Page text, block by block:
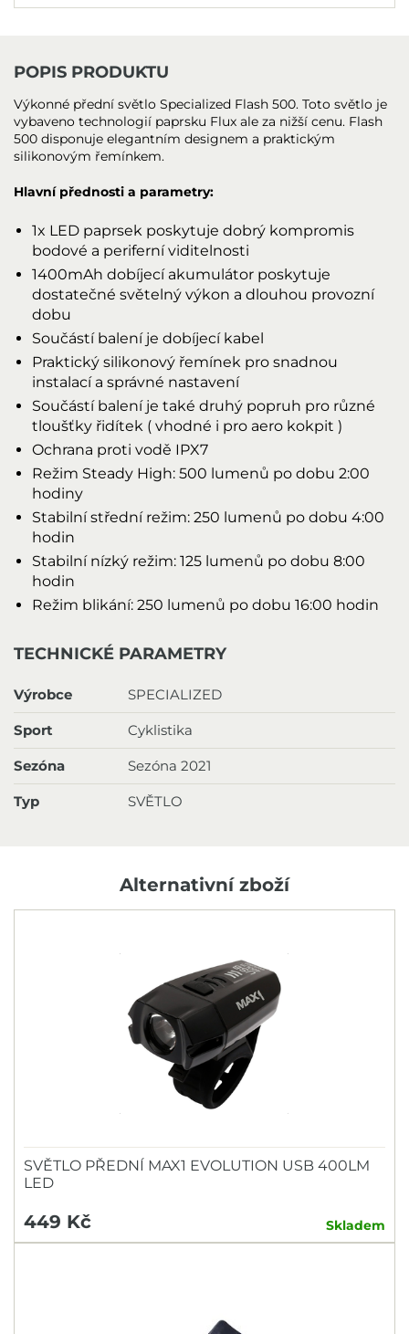
POPIS PRODUKTU
Výkonné přední světlo Specialized Flash 500. Toto světlo je
vybaveno technologií paprsku Flux ale za nižší cenu. Flash
500 disponuje elegantním designem a praktickým
silikonovým řemínkem.
Hlavní přednosti a parametry:
1x LED paprsek poskytuje dobrý kompromis
bodové a periferní viditelnosti
1400mAh dobíjecí akumulátor poskytuje
dostatečné světelný výkon a dlouhou provozní
dobu
Součástí balení je dobíjecí kabel
Praktický silikonový řemínek pro snadnou
instalací a správné nastavení
Součástí balení je také druhý popruh pro různé
tloušťky řidítek ( vhodné i pro aero kokpit )
Ochrana proti vodě IPX7
Režim Steady High: 500 lumenů po dobu 2:00
hodiny
Stabilní střední režim: 250 lumenů po dobu 4:00
hodin
Stabilní nízký režim: 125 lumenů po dobu 8:00
hodin
Režim blikání: 250 lumenů po dobu 16:00 hodin
TECHNICKÉ PARAMETRY
Výrobce SPECIALIZED
Sport Cyklistika
Sezóna Sezóna 2021
Typ SVĚTLO
Alternativní zboží
SVĚTLO PŘEDNÍ MAX1 EVOLUTION USB 400LM
LED
449 Kč Skladem